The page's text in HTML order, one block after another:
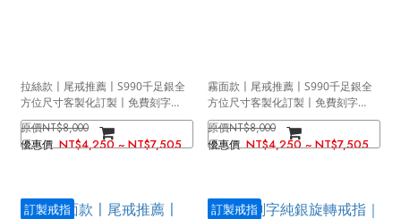
拉絲款〡尾戒推薦〡S990千足銀全
方位尺寸客製化訂製〡免費刻字
（0007）
NT$8,000
NT$4,250 ~ NT$7,505
霧面款〡尾戒推薦〡S990千足銀全
方位尺寸客製化訂製〡免費刻字
（0007）
NT$8,000
NT$4,250 ~ NT$7,505
訂製戒指 訂製戒指